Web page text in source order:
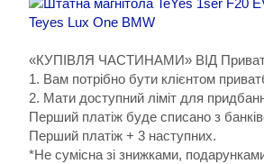
«КУПІВЛЯ ЧАСТИНАМИ» ВІД
1. Вам потрібно бути клієнтом
2. Мати доступний ліміт для
Перший платіж буде списано з
Перший платіж + 3 наступних.
*Не сумісна зі знижками,